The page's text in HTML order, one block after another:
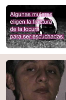
If Cops
Phrase)
Hampton Law